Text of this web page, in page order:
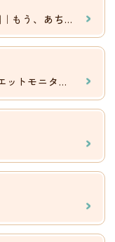
7月の診療日のお知らせ🗓️｜もう、あちこち通わなくて大丈夫。
✨本気の痩身＆産後ダイエットモニター募集✨